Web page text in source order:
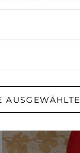
AUSGEWÄHLTE